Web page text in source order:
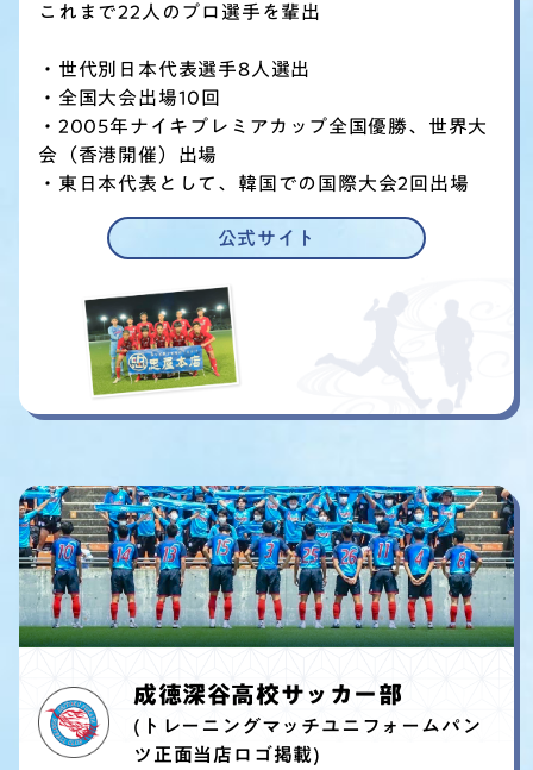
これまで22人のプロ選手を輩出
・世代別日本代表選手8人選出
・全国大会出場10回
・2005年ナイキプレミアカップ全国優勝、世界大
会（香港開催）出場
・東日本代表として、韓国での国際大会2回出場
公式サイト
成徳深谷高校サッカー部
(トレーニングマッチユニフォームパン
ツ正面当店ロゴ掲載)